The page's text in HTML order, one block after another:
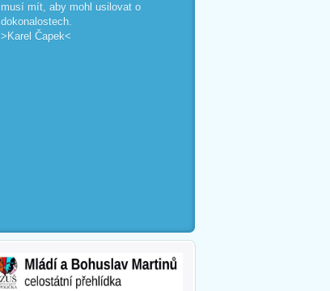
musí mít, aby mohl usilovat o
dokonalostech.
>Karel Čapek<